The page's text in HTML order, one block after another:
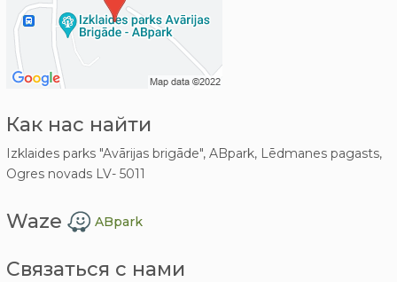
Как нас найти
Izklaides parks "Avārijas brigāde", ABpark, Lēdmanes pagasts,
Ogres novads LV- 5011
Waze ABpark
Связаться с нами